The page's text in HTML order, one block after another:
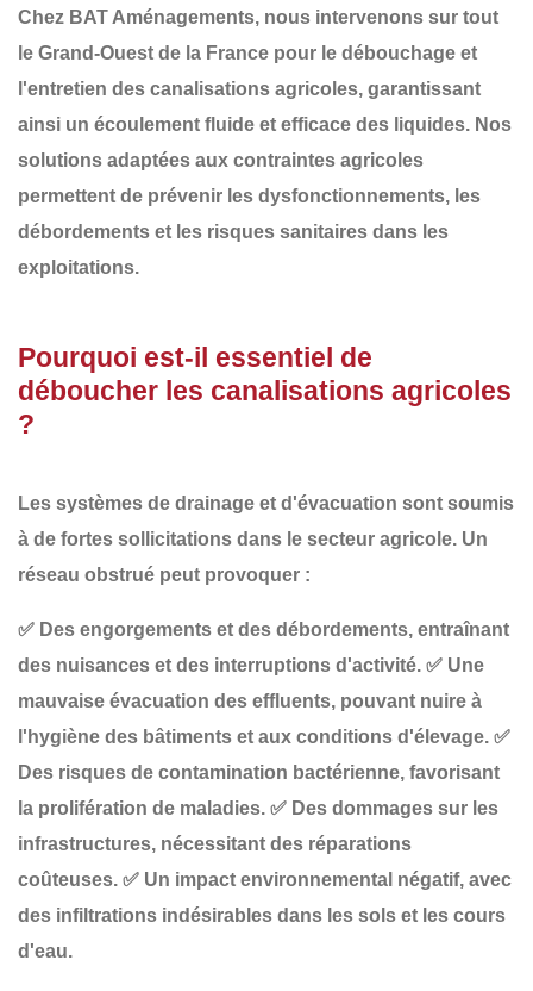
Chez BAT Aménagements, nous intervenons sur tout
le Grand-Ouest de la France pour le débouchage et
l'entretien des canalisations agricoles, garantissant
ainsi un écoulement fluide et efficace des liquides. Nos
solutions adaptées aux contraintes agricoles
permettent de prévenir les dysfonctionnements, les
débordements et les risques sanitaires dans les
exploitations.
Pourquoi est-il essentiel de
déboucher les canalisations agricoles
?
Les systèmes de drainage et d'évacuation sont soumis
à de fortes sollicitations dans le secteur agricole. Un
réseau obstrué peut provoquer :
✅ Des engorgements et des débordements, entraînant
des nuisances et des interruptions d'activité. ✅ Une
mauvaise évacuation des effluents, pouvant nuire à
l'hygiène des bâtiments et aux conditions d'élevage. ✅
Des risques de contamination bactérienne, favorisant
la prolifération de maladies. ✅ Des dommages sur les
infrastructures, nécessitant des réparations
coûteuses. ✅ Un impact environnemental négatif, avec
des infiltrations indésirables dans les sols et les cours
d'eau.